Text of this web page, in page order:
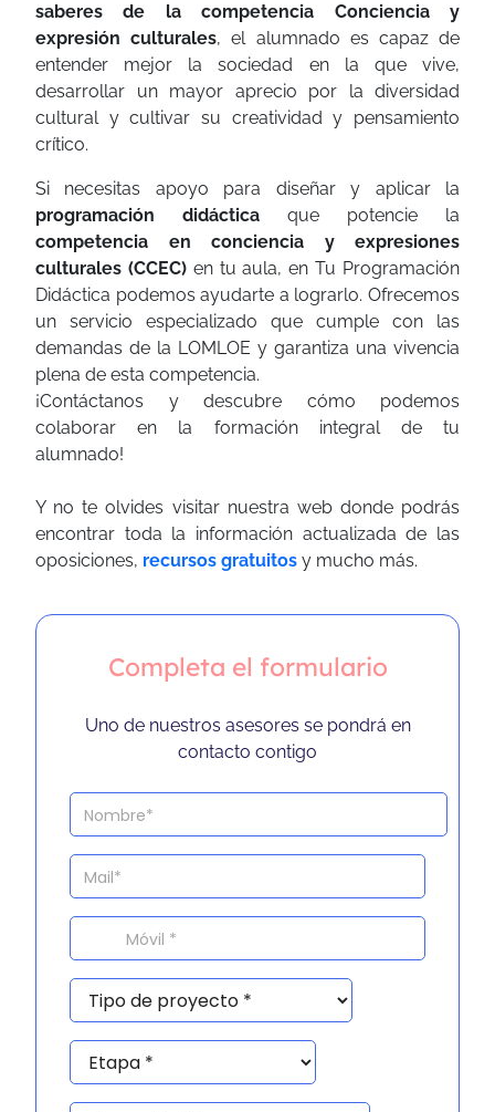
saberes de la competencia Conciencia y
expresión culturales, el alumnado es capaz de
entender mejor la sociedad en la que vive,
desarrollar un mayor aprecio por la diversidad
cultural y cultivar su creatividad y pensamiento
crítico.
Si necesitas apoyo para diseñar y aplicar la
programación didáctica que potencie la
competencia en conciencia y expresiones
culturales (CCEC)en tu aula, en Tu Programación
Didáctica podemos ayudarte a lograrlo. Ofrecemos
un servicio especializado que cumple con las
demandas de la LOMLOE y garantiza una vivencia
plena de esta competencia.
¡Contáctanos y descubre cómo podemos
colaborar en la formación integral de tu
alumnado!
Y no te olvides visitar nuestra web donde podrás
encontrar toda la información actualizada de las
oposiciones, recursos gratuitos y mucho más.
Completa el formulario
Uno de nuestros asesores se pondrá en
contacto contigo